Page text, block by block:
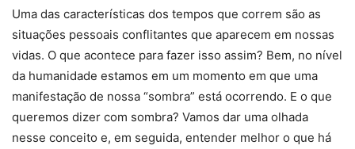
Uma das características dos tempos que correm são as
situações pessoais conflitantes que aparecem em nossas
vidas. O que acontece para fazer isso assim? Bem, no nível
da humanidade estamos em um momento em que uma
manifestação de nossa “sombra” está ocorrendo. E o que
queremos dizer com sombra? Vamos dar uma olhada
nesse conceito e, em seguida, entender melhor o que há